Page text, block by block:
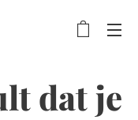
dat je